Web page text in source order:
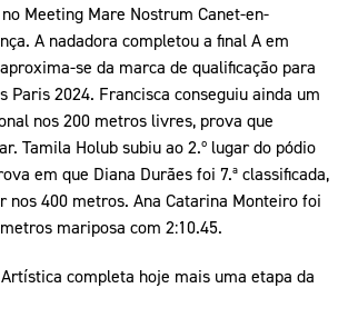
Meeting Mare Nostrum Canet-en-
A nadadora completou a final A em
se da marca de qualificação para
Paris 2024. Francisca conseguiu ainda um
nos 200 metros livres, prova que
Tamila Holub subiu ao 2.º lugar do pódio
em que Diana Durães foi 7.ª classificada,
nos 400 metros. Ana Catarina Monteiro foi
mariposa com 2:10.45.
completa hoje mais uma etapa da